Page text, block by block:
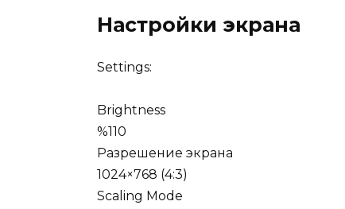
Настройки экрана
Settings:
Brightness
%110
Разрешение экрана
1024×768 (4:3)
Scaling Mode